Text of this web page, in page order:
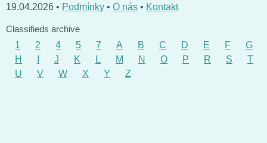
19.04.2026 • Podmínky • O nás • Kontakt
Classifieds archive
1
2 4 5 7 A B C D E F
G
H
J K L M N O P R S
T
U
V W X Y Z